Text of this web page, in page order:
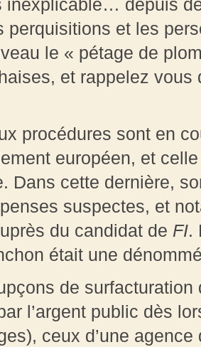
inexplicable… depuis
perquisitions et les
le « pétage de
et rappelez vous
procédures sont en
européen, et
Dans cette dernière,
suspectes, et
du candidat de FI.
était une
de
l’argent public dès
ceux d’une